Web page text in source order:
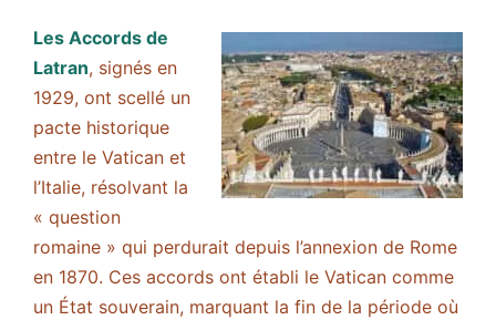
Les Accords de
Latran, signés en
1929, ont scellé un
pacte historique
entre le Vatican et
l’Italie, résolvant la
« question
romaine » qui perdurait depuis l’annexion de Rome
en 1870. Ces accords ont établi le Vatican comme
un État souverain, marquant la fin de la période où